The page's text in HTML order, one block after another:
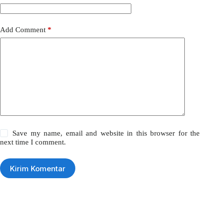
Add Comment *
Save my name, email and website in this browser for the
next time I comment.
Kirim Komentar